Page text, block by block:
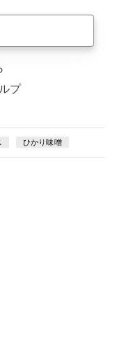
プ
ひかり味噌